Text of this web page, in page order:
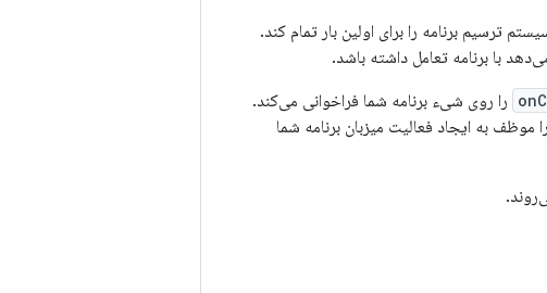
ترسیم برنامه را برای اولین بار تمام کند.
با برنامه تعامل داشته باشد.
را روی شیء برنامه شما فراخوانی می‌کند.
موظف به ایجاد فعالیت میزبان برنامه شما